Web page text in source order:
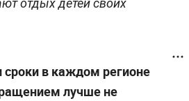
в каждом регионе
лучше не